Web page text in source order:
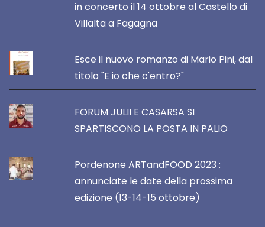
in concerto il 14 ottobre al Castello di
Villalta a Fagagna
Esce il nuovo romanzo di Mario Pini, dal
titolo "E io che c'entro?"
FORUM JULII E CASARSA SI
SPARTISCONO LA POSTA IN PALIO
Pordenone ARTandFOOD 2023 :
annunciate le date della prossima
edizione (13-14-15 ottobre)